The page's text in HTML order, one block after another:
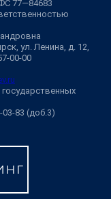
77—84683
ул. Ленина, д. 12,
00-00
03-83 (доб.3)